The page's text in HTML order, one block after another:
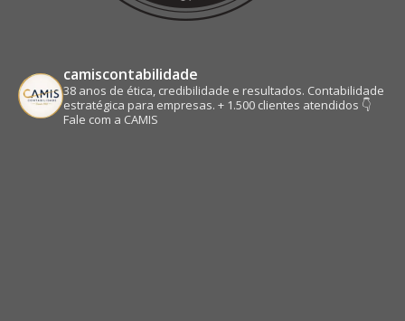
camiscontabilidade
38 anos de ética, credibilidade e resultados. Contabilidade
estratégica para empresas. + 1.500 clientes atendidos 👇
Fale com a CAMIS